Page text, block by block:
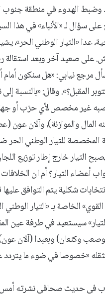
وضبط الهدوء في منطقة جنوب
لـ «الأنباء» في هذا
عدا «التيار الوطني
صعيد آخر وبعد استقالة
مرجع نيابي: «هل سنكون
المقبل؟». وقال:
غير مخصص لأي حزب أو
المال والموازنة)، وآلان
للتيار الوطني الحر
يصبح التيار خارج إطار توزيع
أعضاء التيار؟ أم ان
شكلية يتم التوافق عليها
سيستعيد في طرفة عين
وكنعان) وبعبدا (آلان
«خصوصا في ضوء ما يتردد عن
في حديث صحافي نشرته أمس